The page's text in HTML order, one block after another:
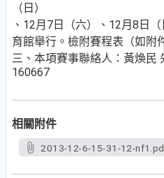
（日）
、12月7日（六）、12月8日
育館舉行。檢附賽程表（如附
三、本項賽事聯絡人：黃煥民
160667
相關附件
2013-12-6-15-31-12-